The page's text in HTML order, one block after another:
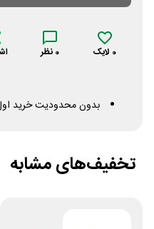
0 لایک 0 نظر
بدون محدودیت خرید
تخفیف‌های مشابه